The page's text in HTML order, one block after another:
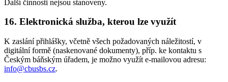
Další činnosti nejsou stanoveny.
16. Elektronická služba, kterou lze využít
K zaslání přihlášky, včetně všech požadovaných náležitostí, v
digitální formě (naskenované dokumenty), příp. ke kontaktu s
Českým báňským úřadem, je možno využít e-mailovou adresu:
info@cbusbs.cz.